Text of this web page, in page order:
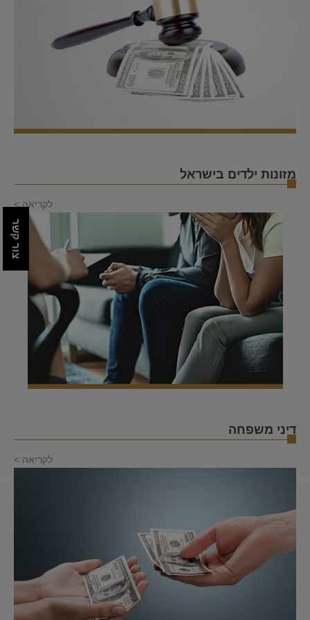
מזונות ילדים בישראל
לקריאה >
דיני משפחה
לקריאה >
צור קשר